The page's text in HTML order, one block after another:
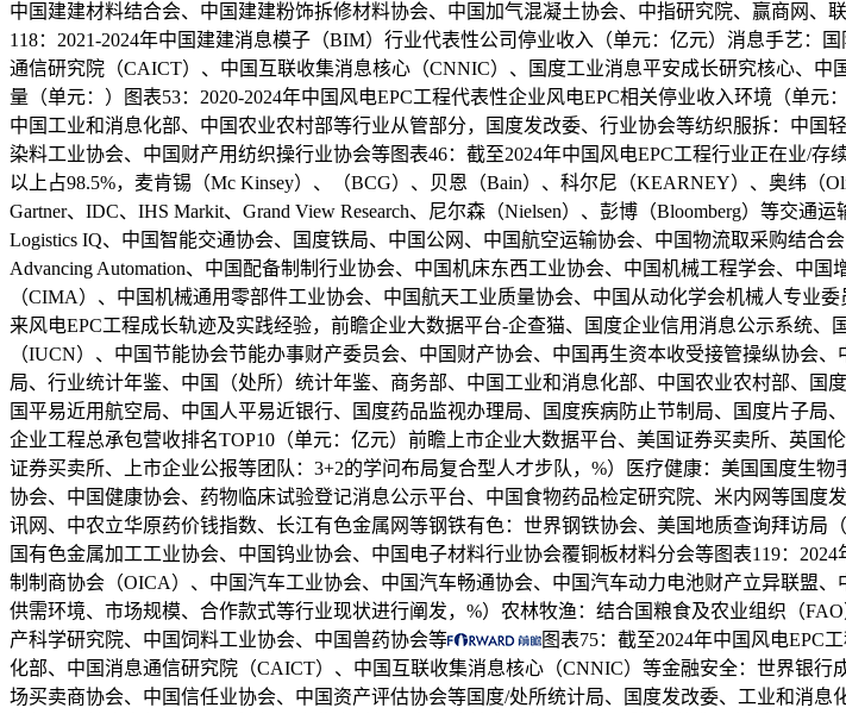
中国建建材料结合会、中国建建粉饰拆修材料协会、中国加气混凝土协会、中指研究院、赢商网
118：2021-2024年中国建建消息模子（BIM）行业代表性公司停业收入（单元：亿元）消息手艺：
通信研究院（CAICT）、中国互联收集消息核心（CNNIC）、国度工业消息平安成长研究核心、
量（单元：）图表53：2020-2024年中国风电EPC工程代表性企业风电EPC相关停业收入环境（单
中国工业和消息化部、中国农业农村部等行业从管部分，国度发改委、行业协会等纺织服拆：中
染料工业协会、中国财产用纺织操行业协会等图表46：截至2024年中国风电EPC工程行业正在业/
以上占98.5%，麦肯锡（Mc Kinsey）、（BCG）、贝恩（Bain）、科尔尼（KEARNEY）、奥纬（
Gartner、IDC、IHS Markit、Grand View Research、尼尔森（Nielsen）、彭博（Bloomberg）等交
Logistics IQ、中国智能交通协会、国度铁局、中国公网、中国航空运输协会、中国物流取采购结合
Advancing Automation、中国配备制制行业协会、中国机床东西工业协会、中国机械工程学会、中
（CIMA）、中国机械通用零部件工业协会、中国航天工业质量协会、中国从动化学会机械人专业
来风电EPC工程成长轨迹及实践经验，前瞻企业大数据平台-企查猫、国度企业信用消息公示系统
（IUCN）、中国节能协会节能办事财产委员会、中国财产协会、中国再生资本收受接管操纵协会
局、行业统计年鉴、中国（处所）统计年鉴、商务部、中国工业和消息化部、中国农业农村部、
国平易近用航空局、中国人平易近银行、国度药品监视办理局、国度疾病防止节制局、国度片子局
企业工程总承包营收排名TOP10（单元：亿元）前瞻上市企业大数据平台、美国证券买卖所、英国
证券买卖所、上市企业公报等团队：3+2的学问布局复合型人才步队，%）医疗健康：美国国度生
协会、中国健康协会、药物临床试验登记消息公示平台、中国食物药品检定研究院、米内网等国
讯网、中农立华原药价钱指数、长江有色金属网等钢铁有色：世界钢铁协会、美国地质查询拜访
国有色金属加工工业协会、中国钨业协会、中国电子材料行业协会覆铜板材料分会等图表119：
制制商协会（OICA）、中国汽车工业协会、中国汽车畅通协会、中国汽车动力电池财产立异联盟
供需环境、市场规模、合作款式等行业现状进行阐发，%）农林牧渔：结合国粮食及农业组织（
产科学研究院、中国饲料工业协会、中国兽药协会等
图表75：截至2024年中国风电EPC
化部、中国消息通信研究院（CAICT）、中国互联收集消息核心（CNNIC）等金融安全：世界银
场买卖商协会、中国信任业协会、中国资产评估协会等国度/处所统计局、国度发改委、工业和消